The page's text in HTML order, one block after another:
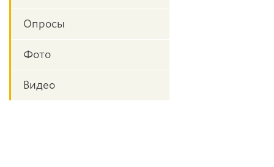
Опросы
Фото
Видео